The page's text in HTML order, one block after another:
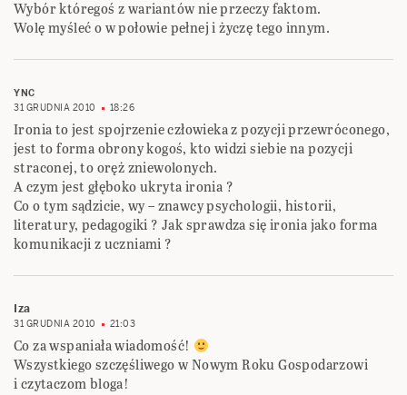
Wybór któregoś z wariantów nie przeczy faktom.
Wolę myśleć o w połowie pełnej i życzę tego innym.
YNC
31 GRUDNIA 2010
18:26
Ironia to jest spojrzenie człowieka z pozycji przewróconego,
jest to forma obrony kogoś, kto widzi siebie na pozycji
straconej, to oręż zniewolonych.
A czym jest głęboko ukryta ironia ?
Co o tym sądzicie, wy – znawcy psychologii, historii,
literatury, pedagogiki ? Jak sprawdza się ironia jako forma
komunikacji z uczniami ?
Iza
31 GRUDNIA 2010 21:03
Co za wspaniała wiadomość!
Wszystkiego szczęśliwego w Nowym Roku Gospodarzowi
i czytaczom bloga!